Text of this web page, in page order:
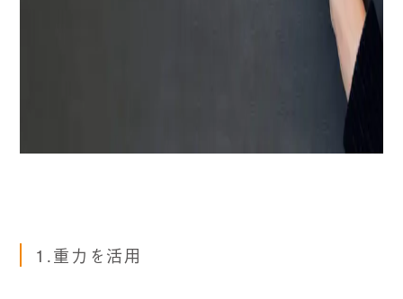
1.重力を活用